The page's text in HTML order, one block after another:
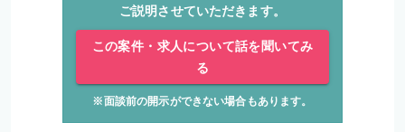
ご説明させていただきます。
この案件・求人について話を聞いてみ
る
※面談前の開示ができない場合もあります。